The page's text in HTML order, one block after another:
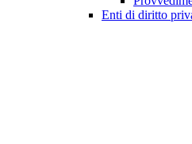
Enti di diritto